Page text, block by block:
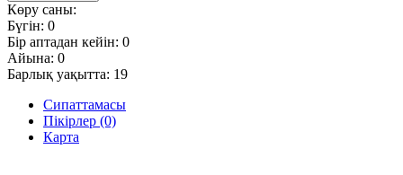
Көру саны:
Бүгін: 0
Бір аптадан кейін: 0
Айына: 0
Барлық уақытта: 19
Сипаттамасы
Пікірлер (0)
Карта